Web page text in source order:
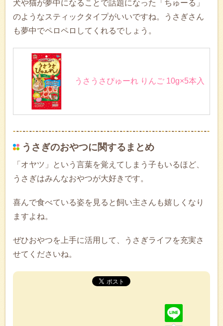
犬や猫が夢中になることで話題になった「ちゅーる」
のようなスティックタイプがいいですね。うさぎさん
も夢中でペロペロしてくれるでしょう。
うさうさぴゅーれ りんご 10g×5本入
うさぎのおやつに関するまとめ
「オヤツ」という言葉を覚えてしまう子もいるほど、
うさぎはみんなおやつが大好きです。
喜んで食べている姿を見ると飼い主さんも嬉しくなり
ますよね。
ぜひおやつを上手に活用して、うさぎライフを充実さ
せてくださいね。